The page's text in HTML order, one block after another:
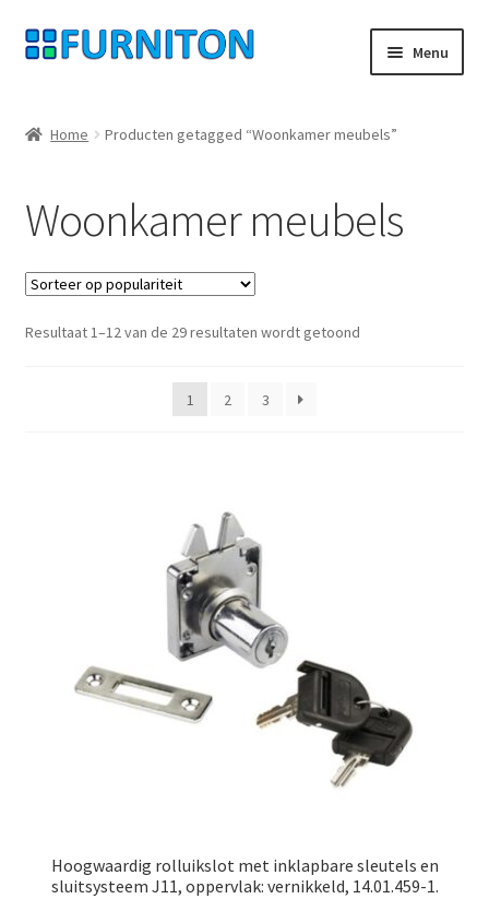
Ga
door
navigatie
Ga
naar
inhoud
Menu
Gegevensbescherming
Herroepingsrecht
Neem contact op met
Home Producten getagged “Woonkamer meubels”
Woonkamer meubels
Resultaat 1–12 van de 29 resultaten wordt getoondGesorteerd
1
2 3
Hoogwaardig rolluikslot met inklapbare sleutels en
sluitsysteem J11, oppervlak: vernikkeld, 14.01.459-1.